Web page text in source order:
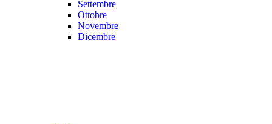
Settembre
Ottobre
Novembre
Dicembre